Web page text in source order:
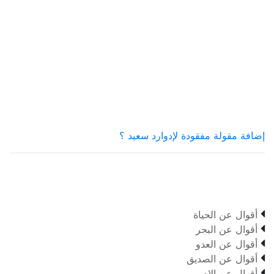
إضافة مقولة مفقودة لإدوارد سعيد ؟
 أقوال عن الحياة
 أقوال عن البحر
 أقوال عن العدو
 أقوال عن الصديق